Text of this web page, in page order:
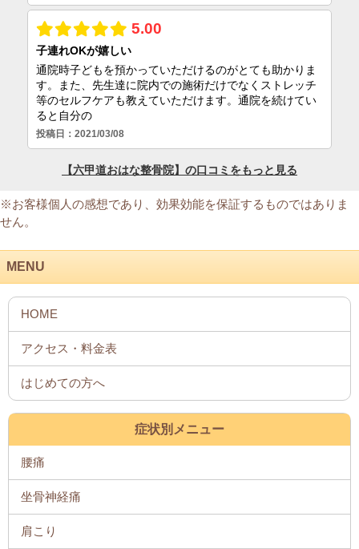
※お客様個人の感想であり、効果効能を保証するものではありま
せん。
MENU
症状別メニュー
腰痛
坐骨神経痛
肩こり